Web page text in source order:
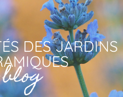
DES JARDINS